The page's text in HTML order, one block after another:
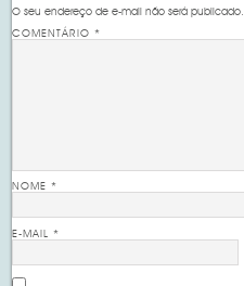
O seu endereço de e-mail não será publicado.
COMENTÁRIO*
NOME*
E-MAIL*